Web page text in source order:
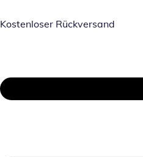
Kostenloser Rückversand